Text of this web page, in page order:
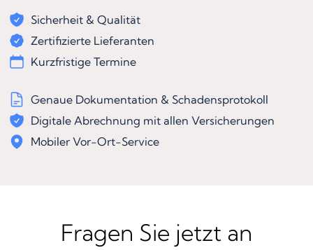
Sicherheit & Qualität
Zertifizierte Lieferanten
Kurzfristige Termine
Genaue Dokumentation & Schadensprotokoll
Digitale Abrechnung mit allen Versicherungen
Mobiler Vor-Ort-Service
Fragen Sie jetzt an